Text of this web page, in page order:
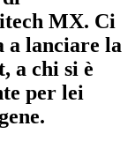
MX. Ci
a lanciare la
a chi si è
per lei